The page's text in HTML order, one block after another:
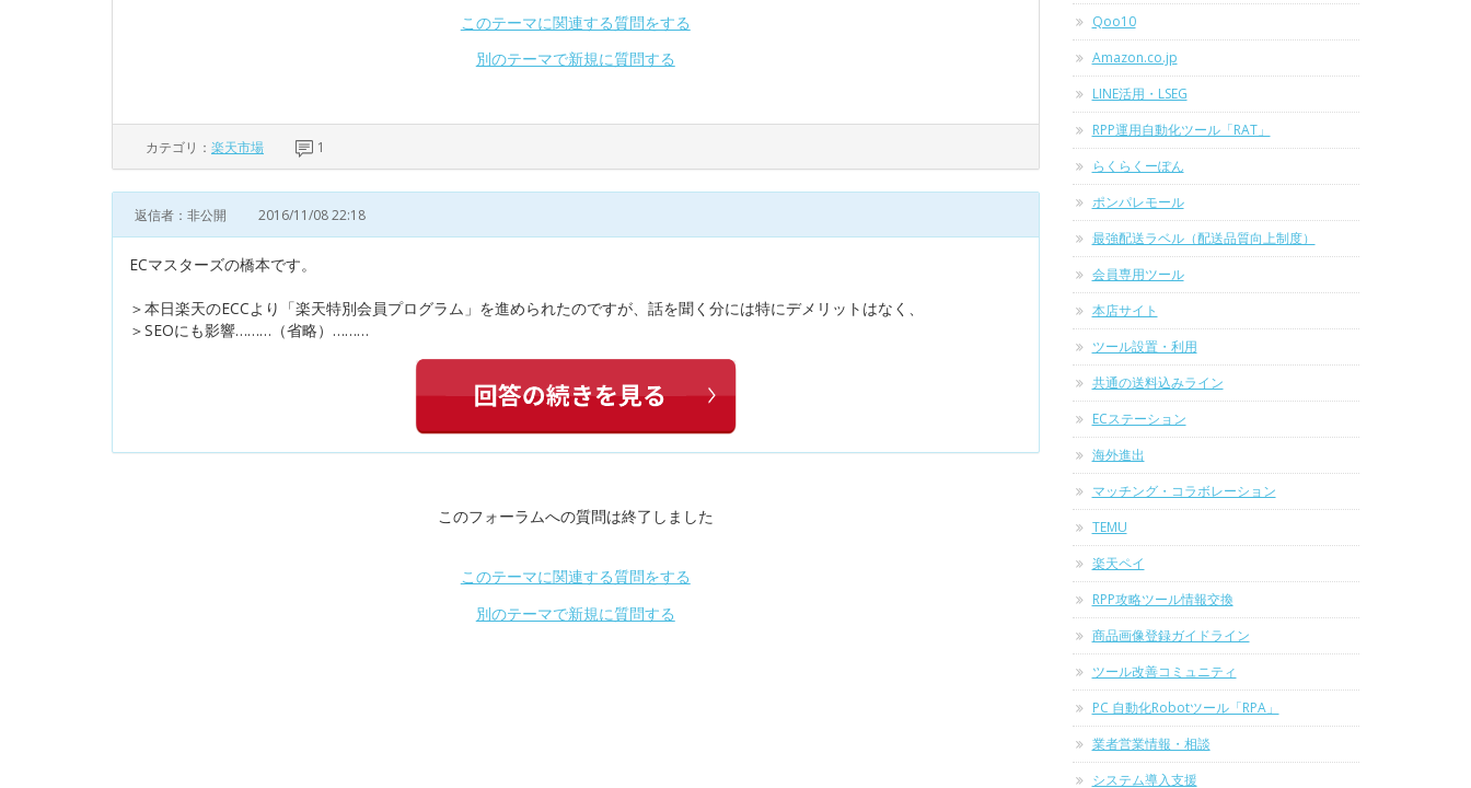
このテーマに関連する質問をする
別のテーマで新規に質問する
カテゴリ： 楽天市場 1
返信者：非公開 2016/11/08 22:18
ECマスターズの橋本です。
＞本日楽天のECCより「楽天特別会員プログラム」を進められたのですが、話を聞く分には特にデメリットはなく、
＞SEOにも影響………（省略）………
このフォーラムへの質問は終了しました
このテーマに関連する質問をする
別のテーマで新規に質問する
Qoo10
Amazon.co.jp
LINE活用・LSEG
RPP運用自動化ツール「RAT」
らくらくーぽん
ポンパレモール
最強配送ラベル（配送品質向上制度）
会員専用ツール
本店サイト
ツール設置・利用
共通の送料込みライン
ECステーション
海外進出
マッチング・コラボレーション
TEMU
楽天ペイ
RPP攻略ツール情報交換
商品画像登録ガイドライン
ツール改善コミュニティ
PC 自動化Robotツール「RPA」
業者営業情報・相談
システム導入支援